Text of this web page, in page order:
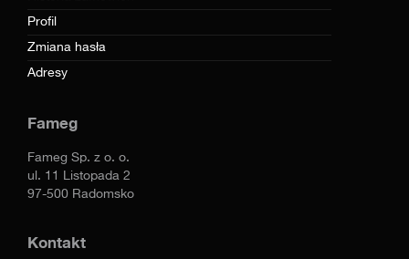
Profil
Zmiana hasła
Adresy
Fameg
Fameg Sp. z o. o.
ul. 11 Listopada 2
97-500 Radomsko
Kontakt